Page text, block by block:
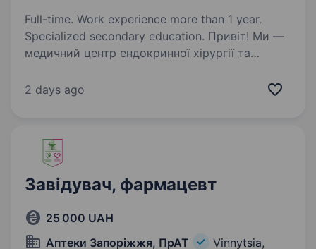
Full-time. Work experience more than 1 year.
Specialized secondary education. Привіт! Ми —
медичний центр ендокринної хірургії та
Вінниці. Наша команда дбає про здоров’я
2 days ago
Завідувач, фармацевт
25 000 UAH
Аптеки Запоріжжя, ПрАТ
Vinnytsia,